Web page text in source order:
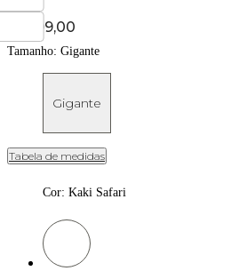
Price:
R$ 199,00
Tamanho: Gigante
Gigante
Tabela de medidas
Cor: Kaki Safari
Cor: Kaki Safari